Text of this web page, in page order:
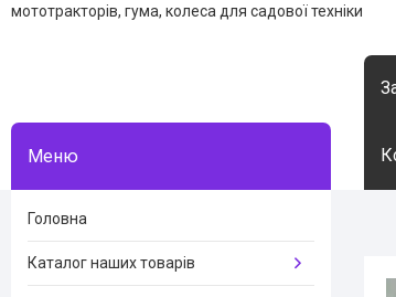
мототракторів, гума, колеса для садової техніки
Головна
Каталог наших товарів